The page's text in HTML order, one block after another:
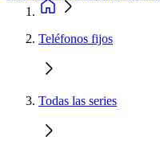
Teléfonos fijos
Todas las series